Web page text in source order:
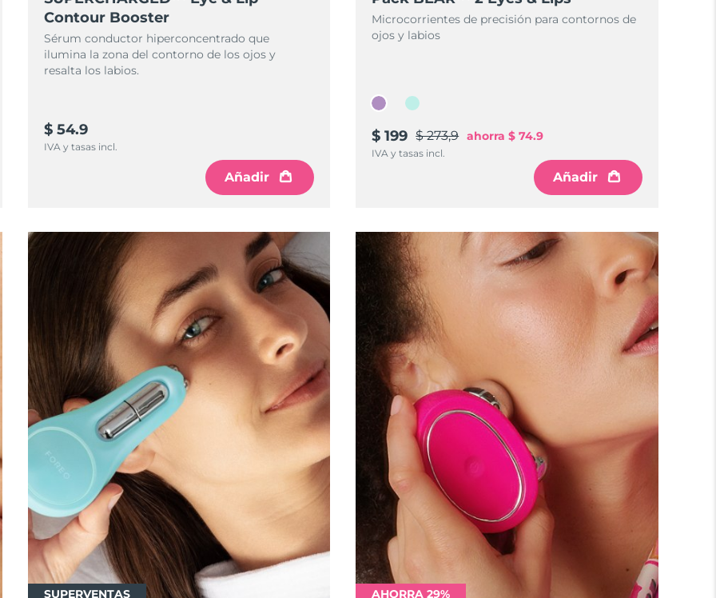
Contour Booster
Sérum conductor hiperconcentrado que
ilumina la zona del contorno de los ojos y
resalta los labios.
$ 54.9
IVA y tasas incl.
Añadir
Microcorrientes de precisión para contornos de
ojos y labios
$ 199 $ 273,9 ahorra $ 74.9
IVA y tasas incl.
Añadir
SUPERVENTAS AHORRA 29%